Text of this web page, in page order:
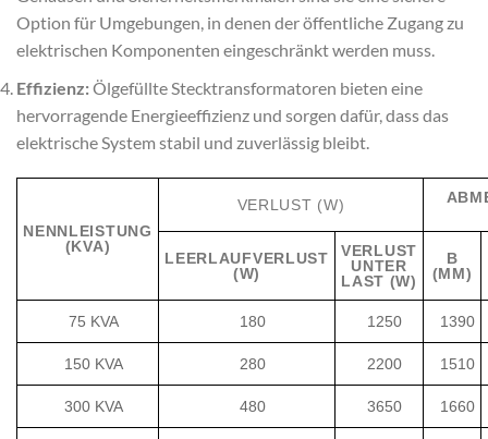
Option für Umgebungen, in denen der öffentliche Zugang zu
elektrischen Komponenten eingeschränkt werden muss.
Effizienz:Ölgefüllte Stecktransformatoren bieten eine
hervorragende Energieeffizienz und sorgen dafür, dass das
elektrische System stabil und zuverlässig bleibt.
NENNLEISTUNG
(KVA)
VERLUST (W)
LEERLAUFVERLUST
(W)
VERLUST
UNTER
LAST (W)
B
(MM)
75 KVA 180 1250 1390
150 KVA 280 2200 1510
300 KVA 480 3650 1660